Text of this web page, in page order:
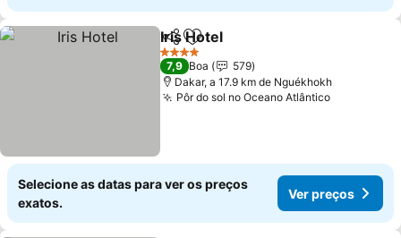
PartilharAdicionar aos favoritos
Iris Hotel
4 Estrelas
7,9 Boa
579
Dakar, a 17.9 km de Nguékhokh
Pôr do sol no Oceano Atlântico
Selecione as datas para ver os preços
exatos.
Ver preços